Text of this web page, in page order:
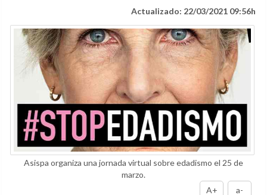
Actualizado: 22/03/2021 09:56h
Asispa organiza una jornada virtual sobre edadismo el 25 de
marzo.
A+
a-